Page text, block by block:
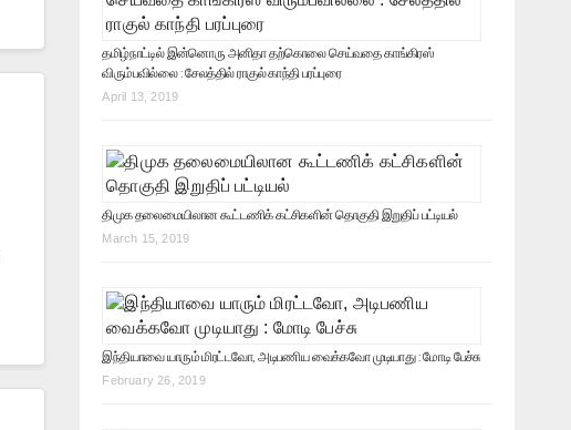
தமிழ்நாட்டில் இன்னொரு அனிதா தற்கொலை செய்வதை காங்கிரஸ்
விரும்பவில்லை : சேலத்தில் ராகுல் காந்தி பரப்புரை
April 13, 2019
திமுக தலைமையிலான கூட்டணிக் கட்சிகளின் தொகுதி இறுதிப் பட்டியல்
March 15, 2019
இந்தியாவை யாரும் மிரட்டவோ, அடிபணிய வைக்கவோ முடியாது : மோடி பேச்சு
February 26, 2019